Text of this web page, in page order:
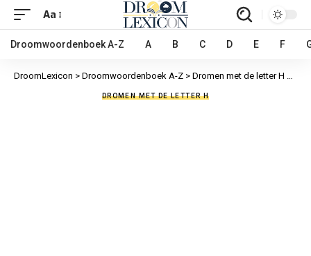
Aa
Droomwoordenboek A-Z A B C D E F
DroomLexicon > Droomwoordenboek A-Z > Dromen met de letter H
DROMEN MET DE LETTER H